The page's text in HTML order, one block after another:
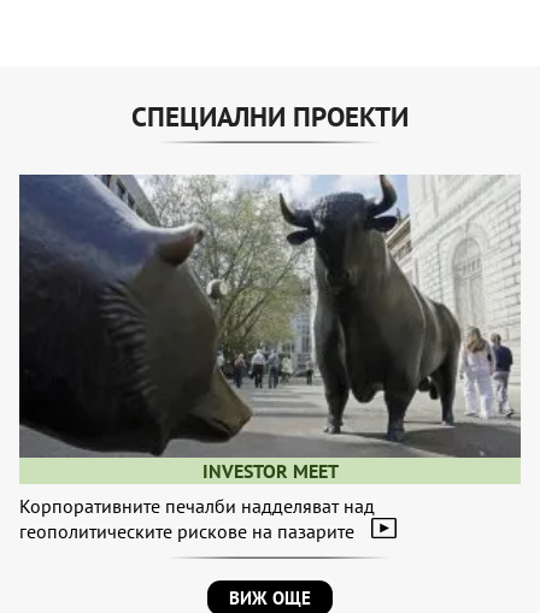
СПЕЦИАЛНИ ПРОЕКТИ
INVESTOR MEET
Корпоративните печалби надделяват над
геополитическите рискове на пазарите
ВИЖ ОЩЕ